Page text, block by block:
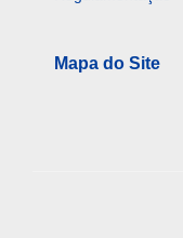
Mapa do Site